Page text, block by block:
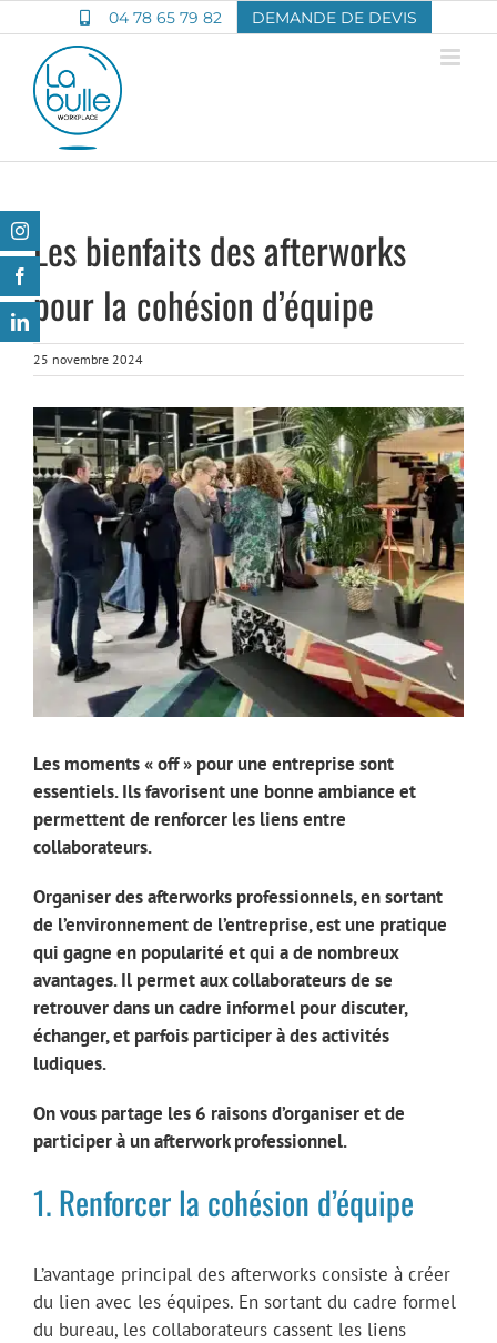
au
contenu
Instagram
LinkedIn
04 78 65 79 82 DEMANDE DE DEVIS
Les bienfaits des afterworks
pour la cohésion d’équipe
25 novembre 2024
Les moments « off » pour une entreprise sont
essentiels. Ils favorisent une bonne ambiance et
permettent de renforcer les liens entre
collaborateurs.
Organiser des afterworks professionnels, en sortant
de l’environnement de l’entreprise, est une pratique
qui gagne en popularité et qui a de nombreux
avantages. Il permet aux collaborateurs de se
retrouver dans un cadre informel pour discuter,
échanger, et parfois participer à des activités
ludiques.
On vous partage les 6 raisons d’organiser et de
participer à un afterwork professionnel.
1. Renforcer la cohésion d’équipe
L’avantage principal des afterworks consiste à créer
du lien avec les équipes. En sortant du cadre formel
du bureau, les collaborateurs cassent les liens